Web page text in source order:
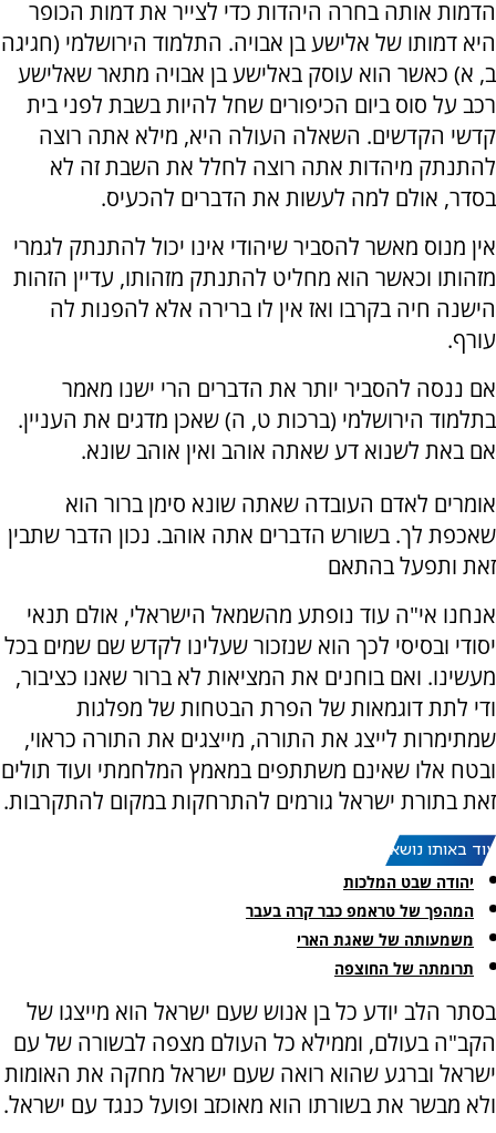
הדמות אותה בחרה היהדות כדי לצייר את דמות הכופר
היא דמותו של אלישע בן אבויה. התלמוד הירושלמי (חגיגה
ב, א) כאשר הוא עוסק באלישע בן אבויה מתאר שאלישע
רכב על סוס ביום הכיפורים שחל להיות בשבת לפני בית
קדשי הקדשים. השאלה העולה היא, מילא אתה רוצה
להתנתק מיהדות אתה רוצה לחלל את השבת זה לא
בסדר, אולם למה לעשות את הדברים להכעיס.
אין מנוס מאשר להסביר שיהודי אינו יכול להתנתק לגמרי
מזהותו וכאשר הוא מחליט להתנתק מזהותו, עדיין הזהות
הישנה חיה בקרבו ואז אין לו ברירה אלא להפנות לה
עורף.
אם ננסה להסביר יותר את הדברים הרי ישנו מאמר
בתלמוד הירושלמי (ברכות ט, ה) שאכן מדגים את העניין.
אם באת לשנוא דע שאתה אוהב ואין אוהב שונא.
אומרים לאדם העובדה שאתה שונא סימן ברור הוא
שאכפת לך. בשורש הדברים אתה אוהב. נכון הדבר שתבין
זאת ותפעל בהתאם
אנחנו אי"ה עוד נופתע מהשמאל הישראלי, אולם תנאי
יסודי ובסיסי לכך הוא שנזכור שעלינו לקדש שם שמים בכל
מעשינו. ואם בוחנים את המציאות לא ברור שאנו כציבור,
ודי לתת דוגמאות של הפרת הבטחות של מפלגות
שמתימרות לייצג את התורה, מייצגים את התורה כראוי,
ובטח אלו שאינם משתתפים במאמץ המלחמתי ועוד תולים
זאת בתורת ישראל גורמים להתרחקות במקום להתקרבות.
עוד באותו נושא:
יהודה שבט המלכות
המהפך של טראמפ כבר קרה בעבר
משמעותה של שאגת הארי
תרומתה של החוצפה
בסתר הלב יודע כל בן אנוש שעם ישראל הוא מייצגו של
הקב"ה בעולם, וממילא כל העולם מצפה לבשורה של עם
ישראל וברגע שהוא רואה שעם ישראל מחקה את האומות
ולא מבשר את בשורתו הוא מאוכזב ופועל כנגד עם ישראל.